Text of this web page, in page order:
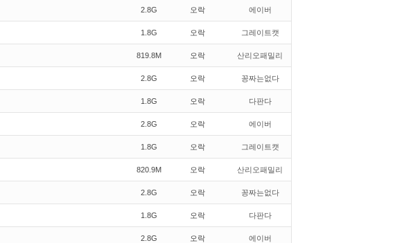
2.8G 오락 에이버
1.8G 오락 그레이트캣
819.8M 오락 산리오패밀리
2.8G 오락 꽁짜는없다
1.8G 오락 다판다
2.8G 오락 에이버
1.8G 오락 그레이트캣
820.9M 오락 산리오패밀리
2.8G 오락 꽁짜는없다
1.8G 오락 다판다
2.8G 오락 에이버